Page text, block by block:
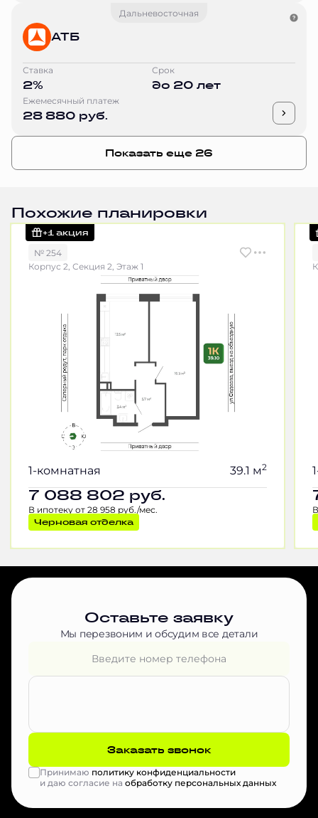
Дальневосточная
АТБ
Ставка
2%
Срок
до 20 лет
Ежемесячный платеж
28 880 руб.
Показать еще 26
Похожие планировки
+1 акция
№ 254
Корпус 2, Секция 2, Этаж 1
1-комнатная 39.1 м2
7 088 802 руб.
В ипотеку от 28 958 руб./мес.
Черновая отделка
Оставьте заявку
Мы перезвоним и обсудим все детали
Заказать звонок
Принимаю политику конфиденциальности
и даю согласие на обработку персональных данных